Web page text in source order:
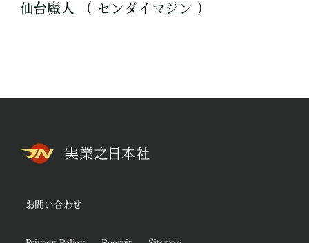
仙台魔人 （ センダイマジン ）
お問い合わせ